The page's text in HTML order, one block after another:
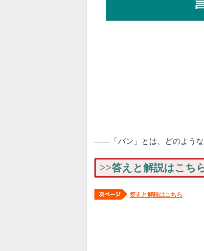
――「バン」とは、どのような
>>答えと解説はこち
答えと解説はこちら